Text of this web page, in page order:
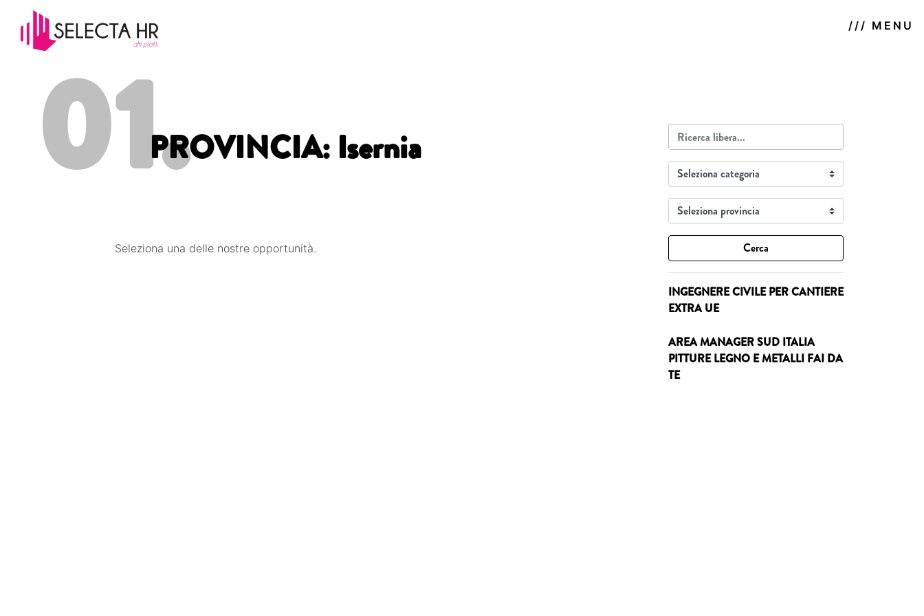
/// MENU
01.PROVINCIA: Isernia
Seleziona una delle nostre opportunità. Cerca
INGEGNERE CIVILE PER CANTIERE
EXTRA UE
AREA MANAGER SUD ITALIA
PITTURE LEGNO E METALLI FAI DA
TE